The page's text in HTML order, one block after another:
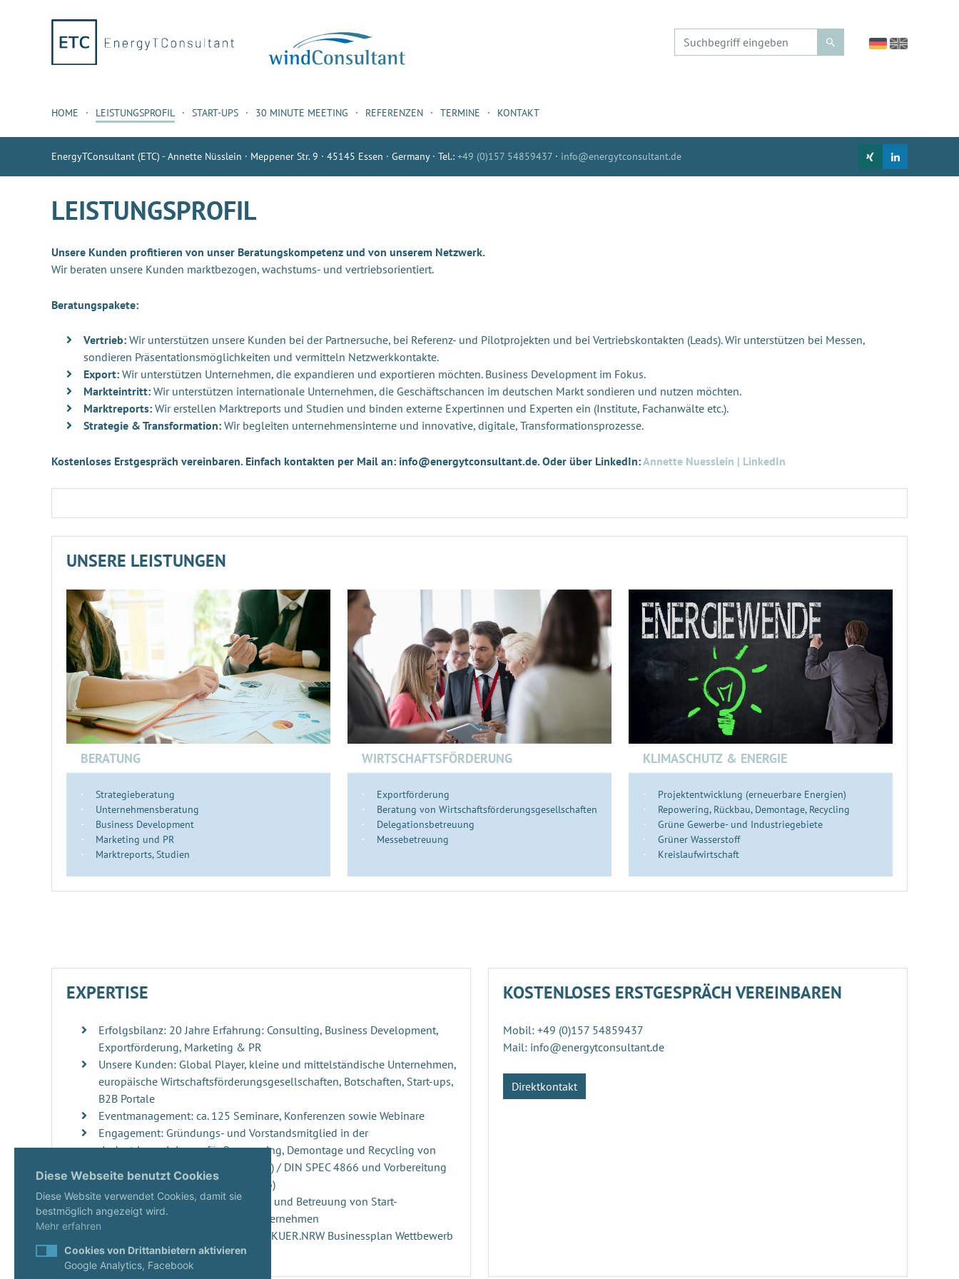
HOME LEISTUNGSPROFIL START-UPS 30 MINUTE MEETING REFERENZEN TERMINE KONTAKT
EnergyTConsultant (ETC) - Annette Nüsslein · Meppener Str. 9 · 45145 Essen · Germany · Tel.: +49 (0)157 54859437 · info@energytconsultant.de
LEISTUNGSPROFIL
Unsere Kunden profitieren von unser Beratungskompetenz und von unserem Netzwerk.
Wir beraten unsere Kunden marktbezogen, wachstums- und vertriebsorientiert.
Beratungspakete:
Vertrieb: Wir unterstützen unsere Kunden bei der Partnersuche, bei Referenz- und Pilotprojekten und bei Vertriebskontakten (Leads). Wir unterstützen bei Messen,
sondieren Präsentationsmöglichkeiten und vermitteln Netzwerkkontakte.
Export: Wir unterstützen Unternehmen, die expandieren und exportieren möchten. Business Development im Fokus.
Markteintritt: Wir unterstützen internationale Unternehmen, die Geschäftschancen im deutschen Markt sondieren und nutzen möchten.
Marktreports: Wir erstellen Marktreports und Studien und binden externe Expertinnen und Experten ein (Institute, Fachanwälte etc.).
Strategie & Transformation: Wir begleiten unternehmensinterne und innovative, digitale, Transformationsprozesse.
Kostenloses Erstgespräch vereinbaren. Einfach kontakten per Mail an: info@energytconsultant.de. Oder über LinkedIn:Annette Nuesslein | LinkedIn
UNSERE LEISTUNGEN
BERATUNG
Strategieberatung
Unternehmensberatung
Business Development
Marketing und PR
Marktreports, Studien
WIRTSCHAFTSFÖRDERUNG
Exportförderung
Beratung von Wirtschaftsförderungsgesellschaften
Delegationsbetreuung
Messebetreuung
KLIMASCHUTZ & ENERGIE
Projektentwicklung (erneuerbare Energien)
Repowering, Rückbau, Demontage, Recycling
Grüne Gewerbe- und Industriegebiete
Grüner Wasserstoff
Kreislaufwirtschaft
EXPERTISE
Erfolgsbilanz: 20 Jahre Erfahrung: Consulting, Business Development,
Exportförderung, Marketing & PR
Unsere Kunden: Global Player, kleine und mittelständische Unternehmen,
europäische Wirtschaftsförderungsgesellschaften, Botschaften, Start-ups,
B2B Portale
Eventmanagement: ca. 125 Seminare, Konferenzen sowie Webinare
Engagement: Gründungs- und Vorstandsmitglied in der
„Industrievereinigung für Repowering, Demontage und Recycling von
Windenergieanlagen“ (RDRWind e.V.) / DIN SPEC 4866 und Vorbereitung
der DIN Norm 4866 (erscheint 2026)
Innovationsmanagement: Beratung und Betreuung von Start-
ups, innovativen Projekten und Unternehmen
Start-ups: Gutachterin seit 2020 im KUER.NRW Businessplan Wettbewerb
KOSTENLOSES ERSTGESPRÄCH VEREINBAREN
Mobil: +49 (0)157 54859437
Mail: info@energytconsultant.de
Direktkontakt
Diese Webseite benutzt Cookies
Diese Website verwendet Cookies, damit sie
bestmöglich angezeigt wird.
Mehr erfahren
Cookies von Drittanbietern aktivieren
Google Analytics, Facebook